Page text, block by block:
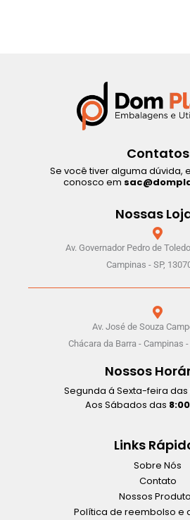
Contatos
Se você tiver alguma dúvida,
conosco em
Nossas
Av. Governador Pedro de
Campinas - SP,
Av. José de Souza
Chácara da Barra - Campinas
Nossos
Segunda á Sexta-feira das
Aos Sábados das 8:00
Links
Sobre Nós
Contato
Nossos
Política de reembolso e